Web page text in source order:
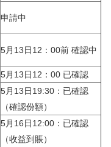
申請中
5月13日12：00前 確認中
5月13日12：00 已確認
5月13日19:30：已確認
（確認份額）
5月16日12:00：已確認
（收益到賬）